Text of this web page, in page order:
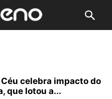
celebra impacto do
que lotou a...